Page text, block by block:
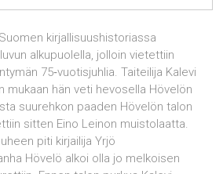
kirjallisuushistoriassa
alkupuolella, jolloin vietettiin
75‑vuotisjuhlia. Taiteilija Kalevi
mukaan hän veti hevosella Hövelön
suurehkon paaden Hövelön talon
sitten Eino Leinon muistolaatta.
piti kirjailija Yrjö
Hövelö alkoi olla jo melkoisen